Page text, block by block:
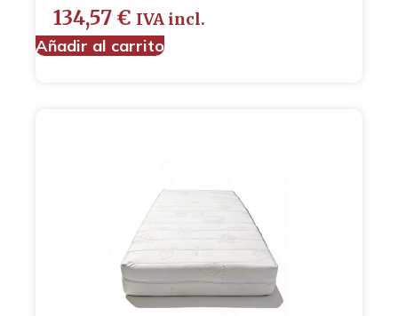
134,57 € IVA incl.
Añadir al carrito